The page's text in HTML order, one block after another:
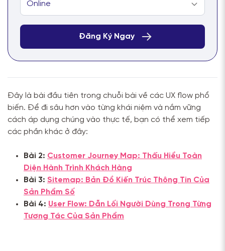
Đây là bài đầu tiên trong chuỗi bài về các UX flow phổ
biến. Để đi sâu hơn vào từng khái niệm và nắm vững
cách áp dụng chúng vào thực tế, bạn có thể xem tiếp
các phần khác ở đây:
Bài 2: Customer Journey Map: Thấu Hiểu Toàn
Diện Hành Trình Khách Hàng
Bài 3: Sitemap: Bản Đồ Kiến Trúc Thông Tin Của
Sản Phẩm Số
Bài 4: User Flow: Dẫn Lối Người Dùng Trong Từng
Tương Tác Của Sản Phẩm